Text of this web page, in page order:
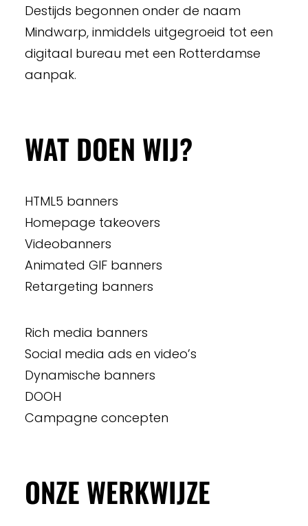
Destijds begonnen onder de naam
Mindwarp, inmiddels uitgegroeid tot een
digitaal bureau met een Rotterdamse
aanpak.
WAT DOEN WIJ?
HTML5 banners
Homepage takeovers
Videobanners
Animated GIF banners
Retargeting banners
Rich media banners
Social media ads en video’s
Dynamische banners
DOOH
Campagne concepten
ONZE WERKWIJZE